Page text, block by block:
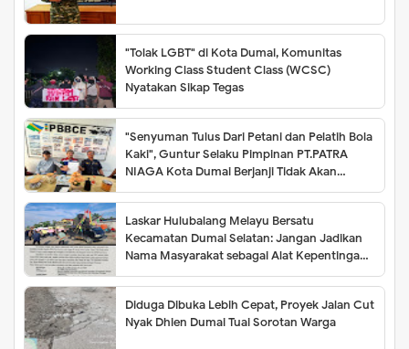
"Tolak LGBT" di Kota Dumai, Komunitas
Working Class Student Class (WCSC)
Nyatakan Sikap Tegas
"Senyuman Tulus Dari Petani dan Pelatih Bola
Kaki", Guntur Selaku Pimpinan PT.PATRA
NIAGA Kota Dumai Berjanji Tidak Akan
Meminta Biaya 1 Rupiah pun Sampai Batas
Waktu Belum Bisa ditentukan
Laskar Hulubalang Melayu Bersatu
Kecamatan Dumai Selatan: Jangan Jadikan
Nama Masyarakat sebagai Alat Kepentingan
Kelompok
Diduga Dibuka Lebih Cepat, Proyek Jalan Cut
Nyak Dhien Dumai Tuai Sorotan Warga